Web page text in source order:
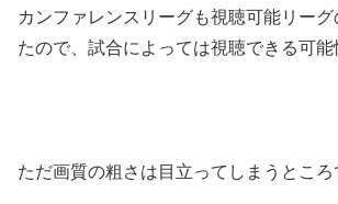
カンファレンスリーグも視聴可能リー
たので、試合によっては視聴できる可能
ただ画質の粗さは目立ってしまうとこ